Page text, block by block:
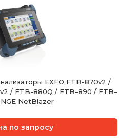
EXFO FTB-870v2 /
/ FTB-880Q / FTB-890 / FTB-
NetBlazer
по запросу